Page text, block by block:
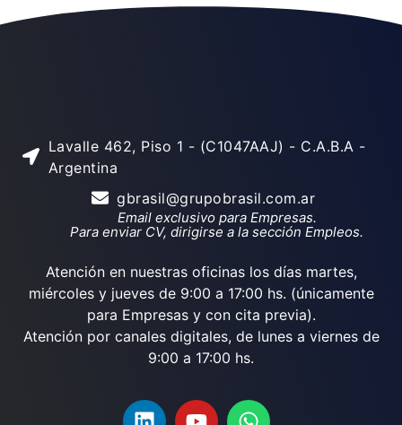
Lavalle 462, Piso 1 - (C1047AAJ) - C.A.B.A -
Argentina
gbrasil@grupobrasil.com.ar
Email exclusivo para Empresas.
Para enviar CV, dirigirse a la sección Empleos.
Atención en nuestras oficinas los días martes,
miércoles y jueves de 9:00 a 17:00 hs. (únicamente
para Empresas y con cita previa).
Atención por canales digitales, de lunes a viernes de
9:00 a 17:00 hs.